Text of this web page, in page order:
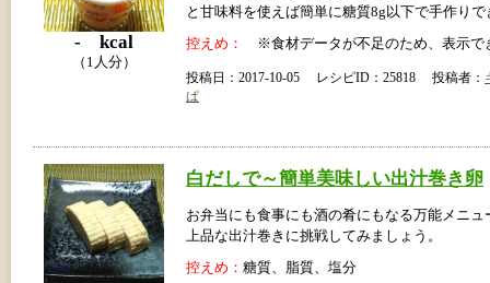
- kcal
（1人分）
と甘味料を使えば簡単に糖質8g以下で手作りで
控えめ： ※食材データが不足のため、表示で
投稿日：2017-10-05 レシピID：25818 投稿者：
ぱ
白だしで～簡単美味しい出汁巻き卵
お弁当にも食事にも酒の肴にもなる万能メニュ
上品な出汁巻きに挑戦してみましょう。
控えめ： 糖質、脂質、塩分